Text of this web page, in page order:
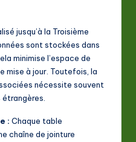
jusqu’à la Troisième
sont stockées dans
minimise l’espace de
mise à jour. Toutefois, la
nécessite souvent
: Chaque table
chaîne de jointure